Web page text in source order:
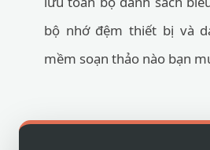
bộ nhớ đệm thiết bị và
mềm soạn thảo nào bạn